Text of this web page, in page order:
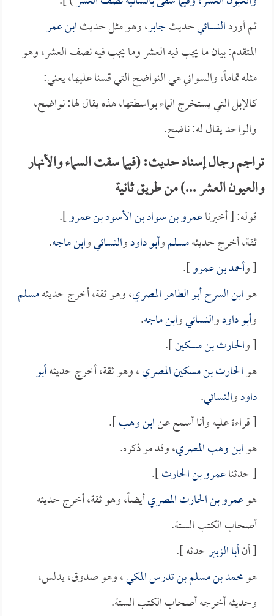
ثم أوردالنسائيحديثجابر، وهو مثل حديثابن عمر
المتقدم: بيان ما يجب فيه العشر وما يجب فيه نصف العشر، وهو
مثله تماماً، والسواني هي النواضح التي قسنا عليها، يعني:
كالإبل التي يستخرج الماء بواسطتها، هذه يقال لها: نواضح،
والواحد يقال له: ناضح.
تراجم رجال إسناد حديث: (فيما سقت السماء والأنهار
والعيون العشر ...) من طريق ثانية
قوله: [ أخبرناعمرو بن سواد بن الأسود بن عمرو].
ثقة، أخرج حديثهمسلموأبو داودوالنسائيوابن ماجه.
[ وأحمد بن عمرو].
هوابن السرح أبو الطاهر المصري، وهو ثقة، أخرج حديثهمسلم
وأبو داودوالنسائيوابن ماجه.
[ والحارث بن مسكين].
هوالحارث بن مسكين المصري، وهو ثقة، أخرج حديثهأبو
داودوالنسائي.
[ قراءة عليه وأنا أسمع عنابن وهب].
هوابن وهب المصري، وقد مر ذكره.
[ حدثناعمرو بن الحارث].
هوعمرو بن الحارث المصريأيضاً، وهو ثقة، أخرج حديثه
أصحاب الكتب الستة.
[ أنأبا الزبيرحدثه ].
هومحمد بن مسلم بن تدرس المكي، وهو صدوق، يدلس،
وحديثه أخرجه أصحاب الكتب الستة.